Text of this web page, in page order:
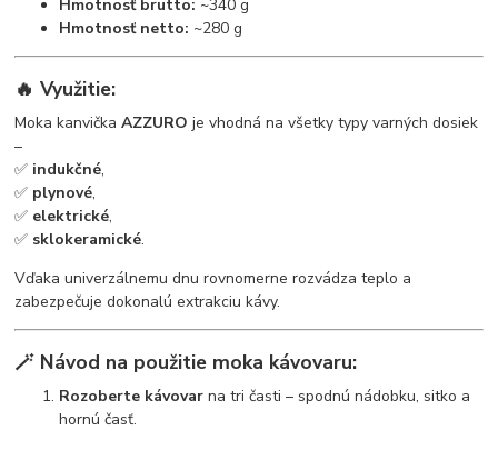
Hmotnosť brutto: ~340 g
Hmotnosť netto: ~280 g
🔥Využitie:
Moka kanvičkaAZZURO je vhodná na všetky typy varných dosiek
–
✅ indukčné,
✅ plynové,
✅ elektrické,
✅ sklokeramické.
Vďaka univerzálnemu dnu rovnomerne rozvádza teplo a
zabezpečuje dokonalú extrakciu kávy.
🪄 Návod na použitie moka kávovaru:
Rozoberte kávovar na tri časti – spodnú nádobku, sitko a
hornú časť.